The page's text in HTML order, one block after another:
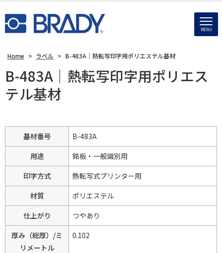
MENU
Home > ラベル > B-483A｜熱転写印字用ポリエステル基材
B-483A｜熱転写印字用ポリエス
テル基材
基材番号
B-483A
用途
銘板・一般識別用
印字方式
熱転写式プリンター用
材質
ポリエステル
仕上がり
つやあり
厚み（総厚）/ミ
リメートル
0.102